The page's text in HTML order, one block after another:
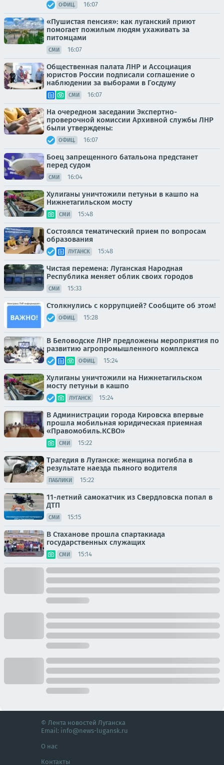
ОФИЦ. 16:07
«Пушистая пенсия»: как луганский приют
помогает пожилым людям ухаживать за
питомцами
СМИ 16:07
Общественная палата ЛНР и Ассоциация
юристов России подписали соглашение о
наблюдении за выборами в Госдуму
СМИ 16:07
На очередном заседании Экспертно-
проверочной комиссии Архивной службы ЛНР
были утверждены:
ОФИЦ. 16:07
Боец запрещенного батальона предстанет
перед судом
СМИ 16:04
Хулиганы уничтожили петуньи в кашпо на
Нижнетагильском мосту
СМИ 15:48
Состоялся тематический прием по вопросам
образования
ЛУГАНСК 15:48
Чистая перемена: Луганская Народная
Республика меняет облик своих городов
СМИ 15:33
Столкнулись с коррупцией? Сообщите об этом!
ОФИЦ. 15:28
В Беловодске ЛНР предложены мероприятия по
развитию агропромышленного комплекса
ОФИЦ. 15:24
Хулиганы уничтожили на Нижнетагильском
мосту петуньи в кашпо
ЛУГАНСК 15:24
В Администрации города Кировска впервые
прошла мобильная юридическая приемная
«Правомобиль.КСВО»
СМИ 15:22
Трагедия в Луганске: женщина погибла в
результате наезда пьяного водителя
ПАБЛИКИ 15:22
11-летний самокатчик из Свердловска попал в
ДТП
СМИ 15:15
В Стаханове прошла спартакиада
государственных служащих
СМИ 15:14
© Лента новостей Луганска
Email: info@news-lugansk.ru
О нас
Контакты